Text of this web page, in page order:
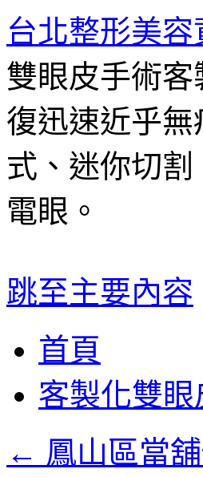
台北整形美容
雙眼皮手術
復迅速近乎
式、迷你切
電眼。
跳至主要內容
首頁
客製化雙眼
← 鳳山區當